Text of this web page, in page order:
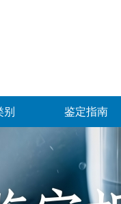
别 鉴定指南